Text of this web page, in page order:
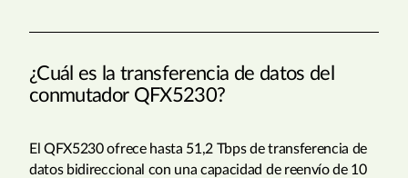
¿Cuál es la transferencia de datos del
conmutador QFX5230?
El QFX5230 ofrece hasta 51,2 Tbps de transferencia de
datos bidireccional con una capacidad de reenvío de 10